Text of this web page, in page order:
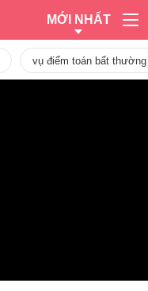
MỚI NHẤT
vụ điểm toán bất